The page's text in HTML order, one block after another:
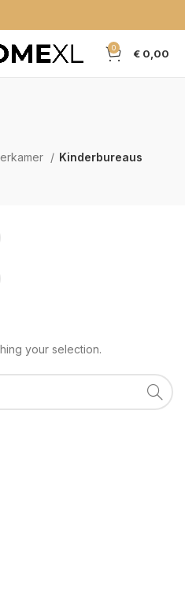
0 € 0,00
Kinderbureaus
your selection.